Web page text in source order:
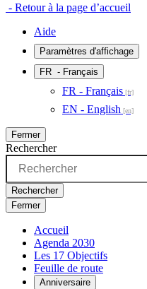
- Retour à la page d’accueil
Aide
Paramètres d'affichage
FR - Français
FR - Français
EN - English
Fermer
Rechercher
Rechercher
Fermer
Accueil
Agenda 2030
Les 17 Objectifs
Feuille de route
Anniversaire